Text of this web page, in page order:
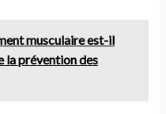
musculaire est-il
la prévention des